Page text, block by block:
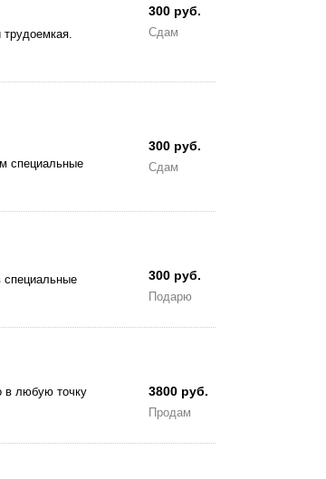
300 руб.
Сдам
300 руб.
Сдам
специальные
300 руб.
Подарю
специальные
3800 руб.
Продам
в любую точку